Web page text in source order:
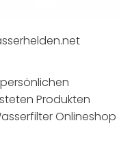
Produkten
Onlineshop